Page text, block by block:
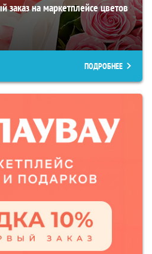
на маркетплейсе цветов
ПОДРОБНЕЕ